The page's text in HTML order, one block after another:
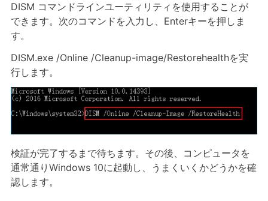
DISM コマンドラインユーティリティを使用することが
できます。次のコマンドを入力し、Enterキーを押しま
す。
DISM.exe /Online /Cleanup-image/Restorehealthを実
行します。
検証が完了するまで待ちます。その後、コンピュータを
通常通りWindows 10に起動し、うまくいくかどうかを確
認します。